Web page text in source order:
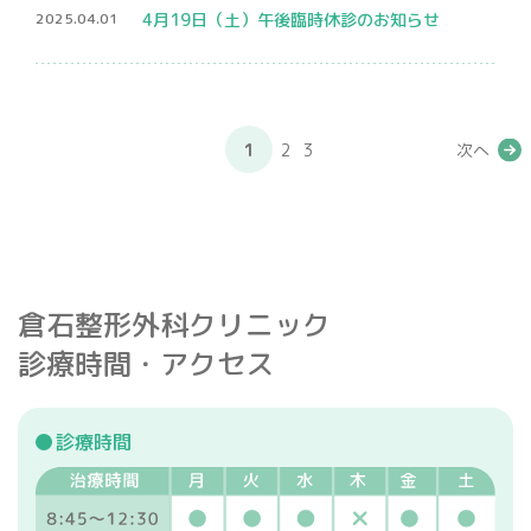
2025.04.01 4月19日（土）午後臨時休診のお知らせ
1 2 3 次へ
倉石整形外科クリニック
診療時間・アクセス
診療時間